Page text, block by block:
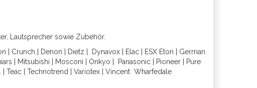
Lautsprecher sowie Zubehör.
Crunch Denon Dietz Dynavox Elac ESX Eton
German
Mitsubishi Mosconi Onkyo Panasonic| Pioneer|
Pure
Teac Technotrend Variotex Vincent Wharfedal e